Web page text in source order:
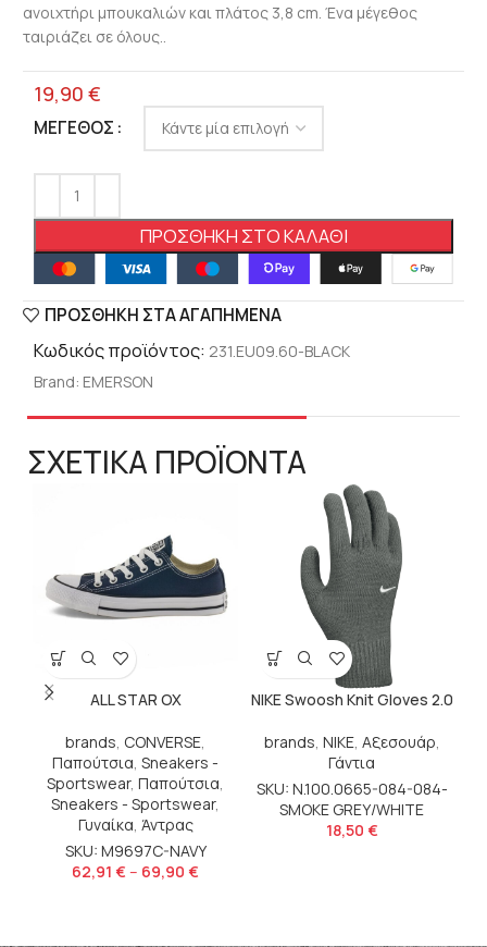
ανοιχτήρι μπουκαλιών και πλάτος 3,8 cm. Ένα μέγεθος
ταιριάζει σε όλους..
19,90 €
ΜΈΓΕΘΟΣ
ΠΡΟΣΘΉΚΗ ΣΤΟ ΚΑΛΆΘΙ
ΠΡΟΣΘΉΚΗ ΣΤΑ ΑΓΑΠΗΜΈΝΑ
Κωδικός προϊόντος: 231.EU09.60-BLACK
Brand: EMERSON
ΣΧΕΤΙΚΑ ΠΡΟΪΟΝΤΑ
ALL STAR OX
brands, CONVERSE,
Παπούτσια, Sneakers -
Sportswear, Παπούτσια,
Sneakers - Sportswear,
Γυναίκα, Άντρας
SKU: M9697C-NAVY
62,91 € – 69,90 €
NIKE Swoosh Knit Gloves 2.0
brands, NIKE, Αξεσουάρ,
Γάντια
SKU: N.100.0665-084-084-
SMOKE GREY/WHITE
18,50 €